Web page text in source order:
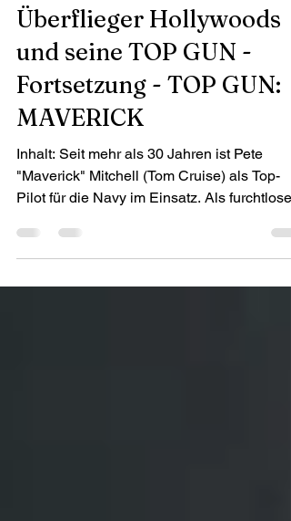
Tom Cruise - Der
Überflieger Hollywoods
und seine TOP GUN -
Fortsetzung - TOP GUN:
MAVERICK
Inhalt: Seit mehr als 30 Jahren ist Pete
"Maverick" Mitchell (Tom Cruise) als Top-
Pilot für die Navy im Einsatz. Als